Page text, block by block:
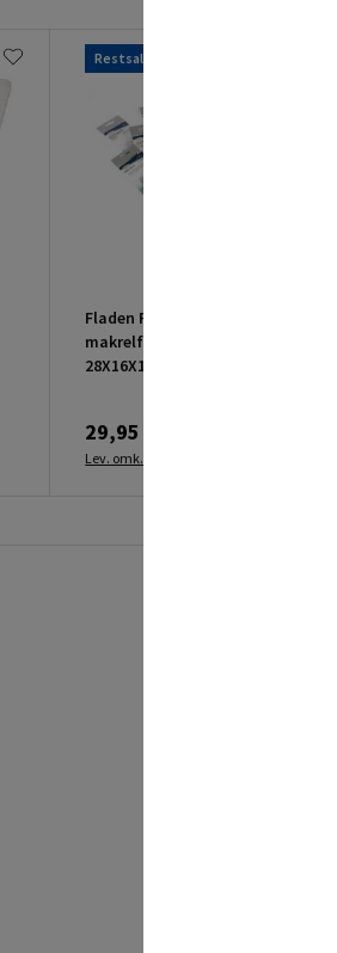
Restsalg
Fladen Fishing
makrelforfang lux 2 plan
28X16X13cm
29,95 kr.
Lev. omk. tillægges